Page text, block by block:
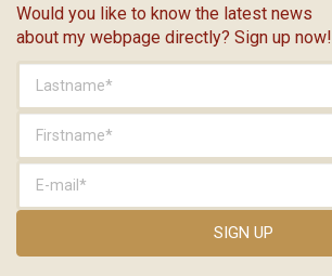
Would you like to know the latest news
about my webpage directly? Sign up now!